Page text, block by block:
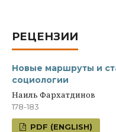
РЕЦЕНЗИИ
Новые маршруты и
социологии
Наиль Фархатдинов
178-183
PDF (ENGLISH)